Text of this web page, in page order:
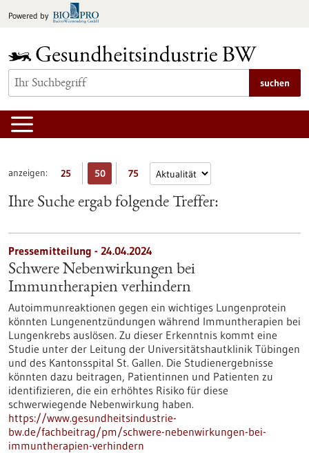
Inhalt
Powered by
suchen
anzeigen: 25 50 75
Ihre Suche ergab folgende Treffer:
Pressemitteilung - 24.04.2024
Schwere Nebenwirkungen bei
Immuntherapien verhindern
Autoimmunreaktionen gegen ein wichtiges Lungenprotein
könnten Lungenentzündungen während Immuntherapien bei
Lungenkrebs auslösen. Zu dieser Erkenntnis kommt eine
Studie unter der Leitung der Universitätshautklinik Tübingen
und des Kantonsspital St. Gallen. Die Studienergebnisse
könnten dazu beitragen, Patientinnen und Patienten zu
identifizieren, die ein erhöhtes Risiko für diese
schwerwiegende Nebenwirkung haben.
https://www.gesundheitsindustrie-
bw.de/fachbeitrag/pm/schwere-nebenwirkungen-bei-
immuntherapien-verhindern